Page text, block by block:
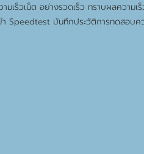
มเร็วเน็ต อย่างรวดเร็ว ทราบผลความเ
Speedtest บันทึกประวัติการทดสอบคว